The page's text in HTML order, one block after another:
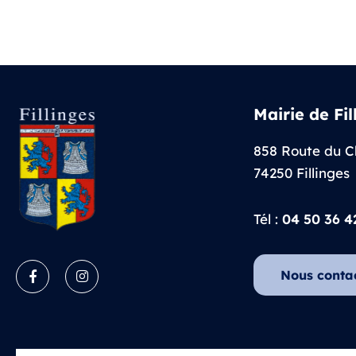
FacebookInstagram
Mairie de
858 Route du
74250 Fillinges
Tél : 04 50 36
Nous